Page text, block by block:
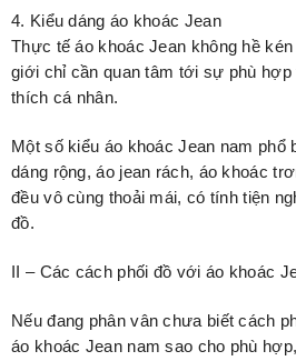
4. Kiểu dáng áo khoác Jean
Thực tế áo khoác Jean không hề
giới chỉ cần quan tâm tới sự phù
thích cá nhân.
Một số kiểu áo khoác Jean nam phổ
dáng rộng, áo jean rách, áo khoác
đều vô cùng thoải mái, có tính tiện
đồ.
II – Các cách phối đồ với áo khoác
Nếu đang phân vân chưa biết cách
áo khoác Jean nam sao cho phù